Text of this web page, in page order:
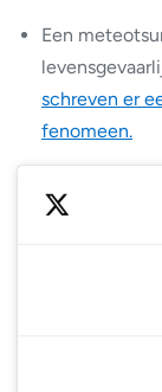
Een
schreven er
fenomeen.